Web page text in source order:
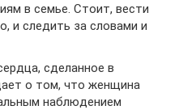
в семье. Стоит, вести
и следить за словами и
сделанное в
о том, что женщина
наблюдением